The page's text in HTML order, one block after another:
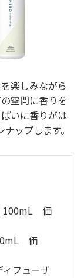
楽しみながら
空間に香りを
いに香りがは
ップします。
100mL 価
価
ィフューザ